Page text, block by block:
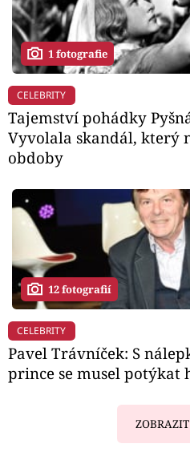
1 fotografie
CELEBRITY
Tajemství pohádky
Vyvolala skandál, který
obdoby
12 fotografií
CELEBRITY
Pavel Trávníček: S
prince se musel potýkat